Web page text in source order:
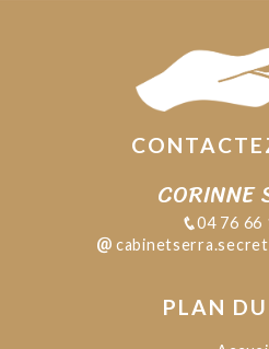
CORINNE
04 76 66
PLAN